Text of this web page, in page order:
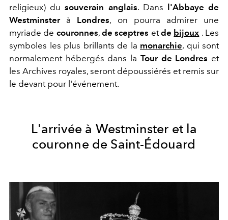
religieux) dusouverain anglais. Dans l'Abbaye de
Westminsterà Londres, on pourra admirer une
myriade de couronnes,de sceptres etde bijoux . Les
symboles les plus brillants de la monarchie, qui sont
normalement hébergés dans la Tour de Londres et
les Archives royales, seront dépoussiérés et remis sur
le devant pour l'événement.
L'arrivée à Westminster et la
couronne de Saint-Édouard